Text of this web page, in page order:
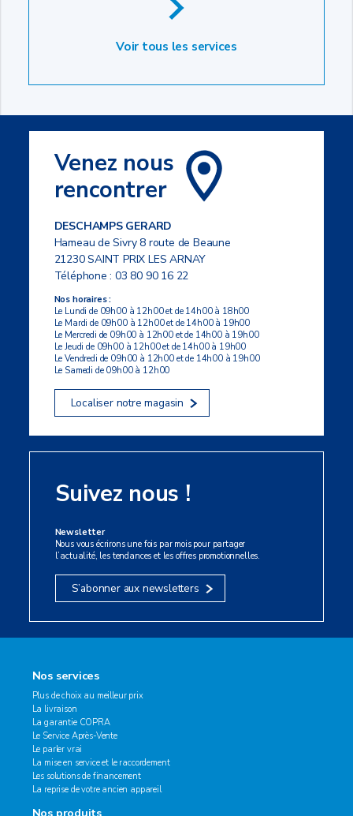
Voir tous les services
Venez nous
rencontrer
DESCHAMPS GERARD
Hameau de Sivry 8 route de Beaune
21230 SAINT PRIX LES ARNAY
Téléphone :03 80 90 16 22
Nos horaires :
Le Lundi de 09h00 à 12h00 et de 14h00 à 18h00
Le Mardi de 09h00 à 12h00 et de 14h00 à 19h00
Le Mercredi de 09h00 à 12h00 et de 14h00 à 19h00
Le Jeudi de 09h00 à 12h00 et de 14h00 à 19h00
Le Vendredi de 09h00 à 12h00 et de 14h00 à 19h00
Le Samedi de 09h00 à 12h00
Localiser notre magasin
Suivez nous !
Newsletter
Nous vous écrirons une fois par mois pour partager
l’actualité, les tendances et les offres promotionnelles.
S’abonner aux newsletters
Nos services
Plus de choix au meilleur prix
La livraison
La garantie COPRA
Le Service Après-Vente
Le parler vrai
La mise en service et le raccordement
Les solutions de financement
La reprise de votre ancien appareil
Nos produits